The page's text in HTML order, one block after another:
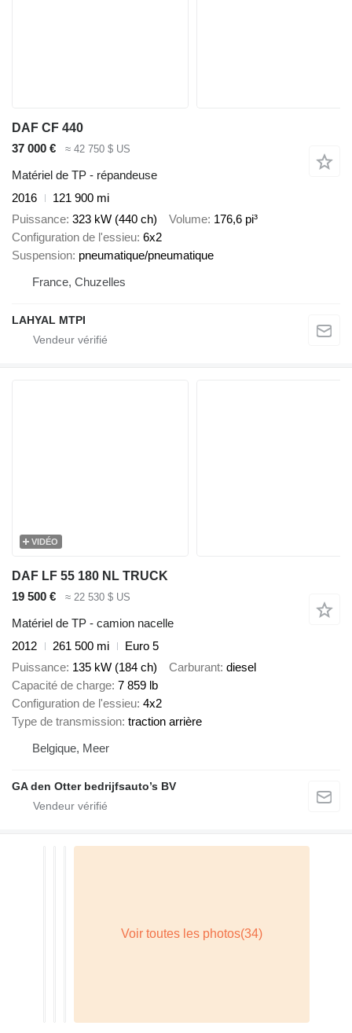
DAF CF 440
37 000 €
≈ 42 750 $ US
Matériel de TP - répandeuse
2016
121 900 mi
Puissance 323 kW (440 ch) Volume 176,6 pi³
Configuration de l'essieu 6x2
Suspension pneumatique/pneumatique
France, Chuzelles
LAHYAL MTPI
VIDÉO
DAF LF 55 180 NL TRUCK
19 500 €
≈ 22 530 $ US
Matériel de TP - camion nacelle
2012
261 500 mi
Euro 5
Puissance 135 kW (184 ch) Carburant diesel
Capacité de charge 7 859 lb
Configuration de l'essieu 4x2
Type de transmission traction arrière
Belgique, Meer
GA den Otter bedrijfsauto’s BV